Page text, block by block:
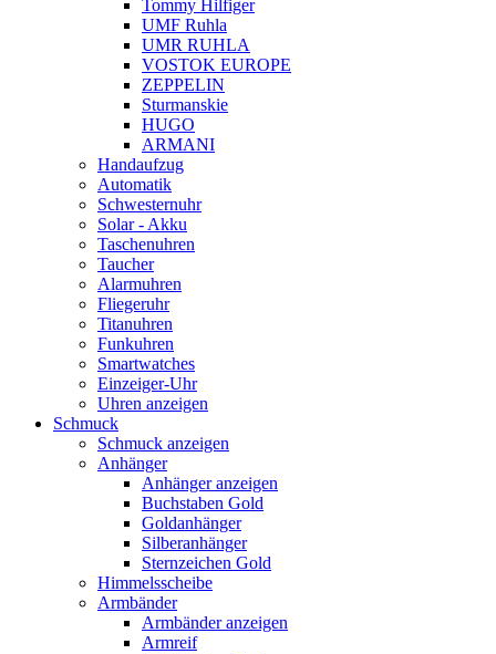
Tommy Hilfiger
UMF Ruhla
UMR RUHLA
VOSTOK EUROPE
ZEPPELIN
Sturmanskie
HUGO
ARMANI
Handaufzug
Automatik
Schwesternuhr
Solar - Akku
Taschenuhren
Taucher
Alarmuhren
Fliegeruhr
Titanuhren
Funkuhren
Smartwatches
Einzeiger-Uhr
Uhren anzeigen
Schmuck
Schmuck anzeigen
Anhänger
Anhänger anzeigen
Buchstaben Gold
Goldanhänger
Silberanhänger
Sternzeichen Gold
Himmelsscheibe
Armbänder
Armbänder anzeigen
Armreif